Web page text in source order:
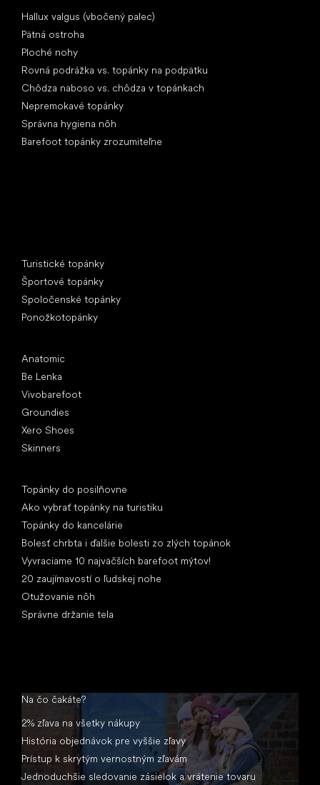
Hallux valgus (vbočený palec)
Pätná ostroha
Ploché nohy
Rovná podrážka vs. topánky na podpätku
Chôdza naboso vs. chôdza v topánkach
Nepremokavé topánky
Správna hygiena nôh
Barefoot topánky zrozumiteľne
Turistické topánky
Športové topánky
Spoločenské topánky
Ponožkotopánky
Anatomic
Be Lenka
Vivobarefoot
Groundies
Xero Shoes
Skinners
Topánky do posilňovne
Ako vybrať topánky na turistiku
Topánky do kancelárie
Bolesť chrbta i ďalšie bolesti zo zlých topánok
Vyvraciame 10 najväčších barefoot mýtov!
20 zaujímavostí o ľudskej nohe
Otužovanie nôh
Správne držanie tela
Na čo čakáte?
2% zľava na všetky nákupy
História objednávok pre vyššie zľavy
Prístup k skrytým vernostným zľavám
Jednoduchšie sledovanie zásielok a vrátenie tovaru